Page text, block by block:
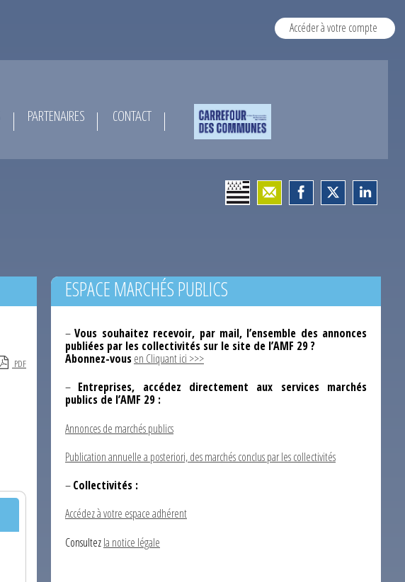
Accéder à votre compte
PARTENAIRES CONTACT
PDF
ESPACE MARCHÉS PUBLICS
–Vous souhaitez recevoir, par mail, l’ensemble des annonces
publiées par les collectivités sur le site de l’AMF 29 ?
Abonnez-vousen Cliquant ici >>>
– Entreprises, accédez directement aux services marchés
publics de l’AMF 29 :
Annonces de marchés publics
Publication annuelle a posteriori, des marchés conclus par les collectivités
–Collectivités :
Accédez à votre espace adhérent
Consultezla notice légale